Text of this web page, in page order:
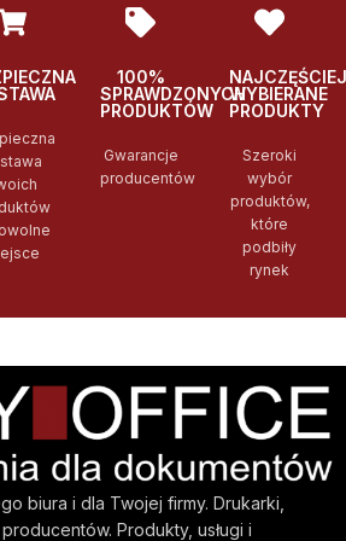
100%
SPRAWDZONYCH
PRODUKTÓW
Gwarancje
producentów
NAJCZĘŚCIEJ
WYBIERANE
PRODUKTY
Szeroki
wybór
produktów,
które
podbiły
rynek
biura i dla Twojej firmy. Drukarki,
Produkty, usługi i